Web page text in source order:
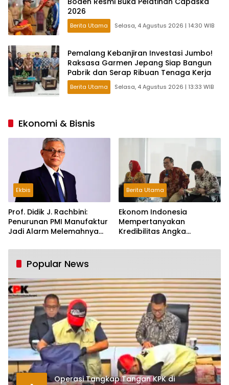
2026
Berita Utama Selasa, 4 Agustus 2026 | 14:30 WIB
Pemalang Kebanjiran Investasi Jumbo!
Raksasa Garmen Jepang Siap Bangun
Pabrik dan Serap Ribuan Tenaga Kerja
Berita Utama Selasa, 4 Agustus 2026 | 13:33 WIB
Ekonomi & Bisnis
Ekbis
Prof. Didik J. Rachbini:
Penurunan PMI Manufaktur
Jadi Alarm Melemahnya
Berita Utama
Ekonom Indonesia
Mempertanyakan
Kredibilitas Angka
Tumbuh Tapi Rapuh
Popular News
Operasi Tangkap Tangan KPK di